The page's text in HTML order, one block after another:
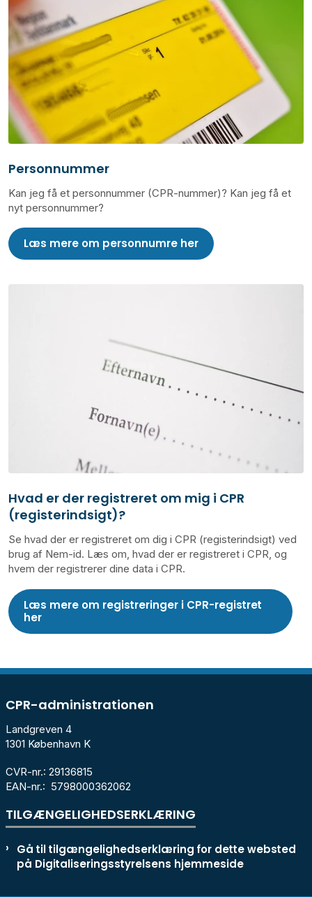
Personnummer
Kan jeg få et personnummer (CPR-nummer)? Kan jeg få et
nyt personnummer?
Læs mere om personnumre her
Hvad er der registreret om mig i CPR
(registerindsigt)?
Se hvad der er registreret om dig i CPR (registerindsigt) ved
brug af Nem-id. Læs om, hvad der er registreret i CPR, og
hvem der registrerer dine data i CPR.
Læs mere om registreringer i CPR-registret
her
CPR-administrationen
Landgreven 4
1301 København K
CVR-nr.: 29136815
EAN-nr.: 5798000362062
TILGÆNGELIGHEDSERKLÆRING
Gå til tilgængelighedserklæring for dette websted
på Digitaliseringsstyrelsens hjemmeside